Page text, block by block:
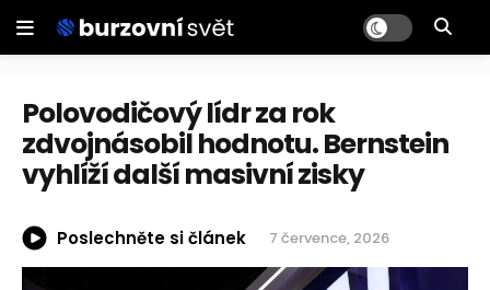
Polovodičový lídr za rok
zdvojnásobil hodnotu. Bernstein
vyhlíží další masivní zisky
Poslechněte si článek 7 července, 2026